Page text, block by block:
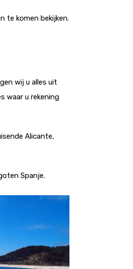
te komen bekijken.
wij u alles uit
waar u rekening
Alicante,
Spanje.